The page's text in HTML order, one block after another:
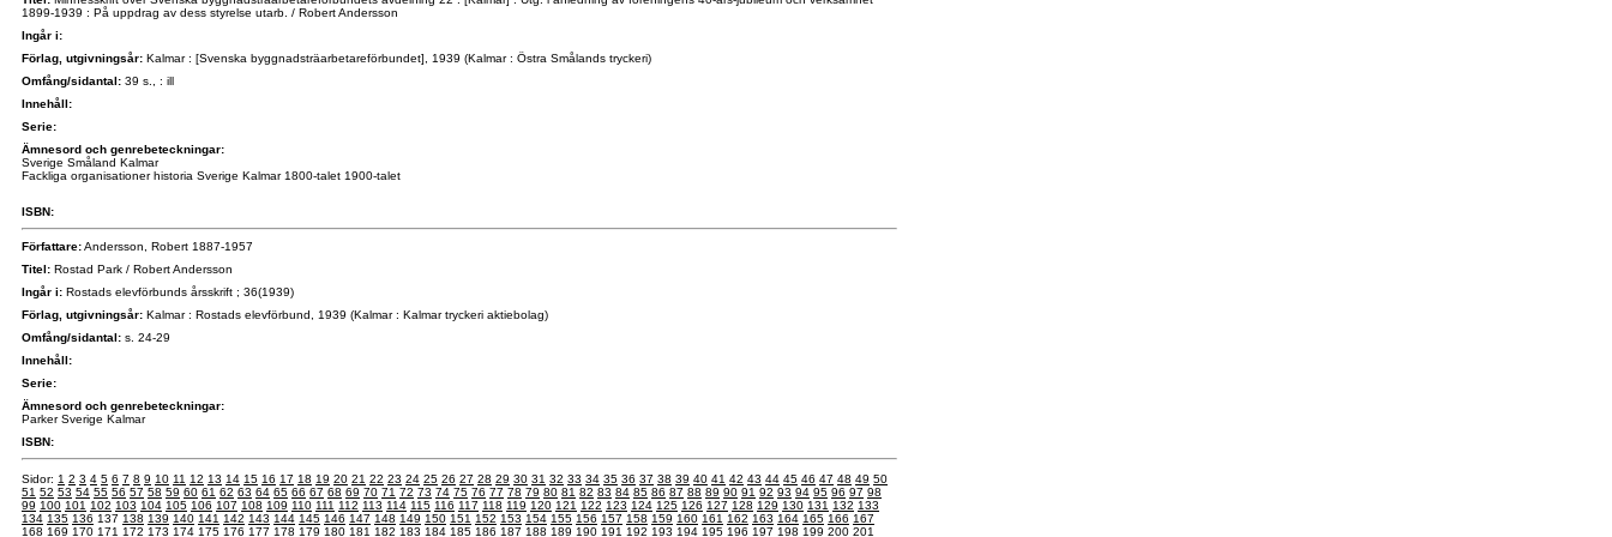
1899-1939 : På uppdrag av dess styrelse utarb. / Robert Andersson
Ingår i:
Förlag, utgivningsår: Kalmar : [Svenska byggnadsträarbetareförbundet], 1939 (Kalmar : Östra Smålands tryckeri)
Omfång/sidantal: 39 s., : ill
Innehåll:
Serie:
Ämnesord och genrebeteckningar:
Sverige Småland Kalmar
Fackliga organisationer historia Sverige Kalmar 1800-talet 1900-talet
ISBN:
Författare:Andersson, Robert 1887-1957
Titel: Rostad Park / Robert Andersson
Ingår i: Rostads elevförbunds årsskrift ; 36(1939)
Förlag, utgivningsår: Kalmar : Rostads elevförbund, 1939 (Kalmar : Kalmar tryckeri aktiebolag)
Omfång/sidantal: s. 24-29
Innehåll:
Serie:
Ämnesord och genrebeteckningar:
Parker Sverige Kalmar
ISBN:
Sidor: 1 2 3 4 5 6 7 8 9 10 11 12 13 14 15 16 17 18 19 20 21 22 23 24 25 26 27 28 29 30 31 32 33 34 35 36 37 38 39 40 41 42 43 44 45 46 47 48 49 50
51 52 53 54 55 56 57 58 59 60 61 62 63 64 65 66 67 68 69 70 71 72 73 74 75 76 77 78 79 80 81 82 83 84 85 86 87 88 89 90 91 92 93 94 95 96 97 98
99 100 101 102 103 104 105 106 107 108 109 110 111 112 113 114 115 116 117 118 119 120 121 122 123 124 125 126 127 128 129 130 131 132 133
134 135 136 137 138 139 140 141 142 143 144 145 146 147 148 149 150 151 152 153 154 155 156 157 158 159 160 161 162 163 164 165 166 167
168 169 170 171 172 173 174 175 176 177 178 179 180 181 182 183 184 185 186 187 188 189 190 191 192 193 194 195 196 197 198 199 200 201